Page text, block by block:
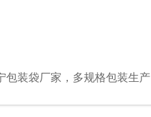
包装袋厂家，多规格包装生产